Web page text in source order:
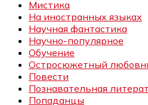
Мистика
На иностранных языках
Научная фантастика
Научно-популярное
Обучение
Остросюжетный
Повести
Познавательная
Попаданцы